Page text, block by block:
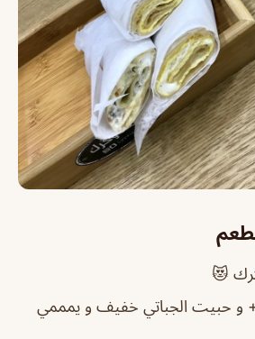
😻
و حبيت الجباتي خفيف و يمممي